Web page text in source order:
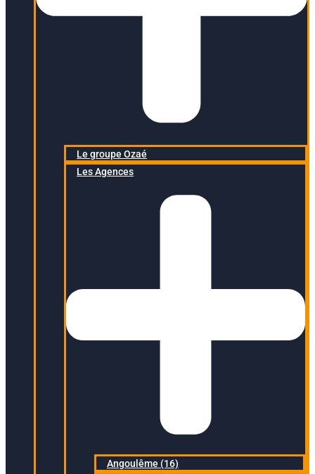
Le groupe Ozaé
Les Agences
Angoulême (16)